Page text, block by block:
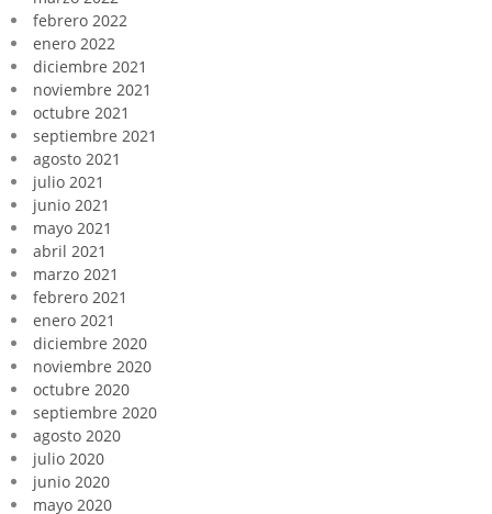
febrero 2022
enero 2022
diciembre 2021
noviembre 2021
octubre 2021
septiembre 2021
agosto 2021
julio 2021
junio 2021
mayo 2021
abril 2021
marzo 2021
febrero 2021
enero 2021
diciembre 2020
noviembre 2020
octubre 2020
septiembre 2020
agosto 2020
julio 2020
junio 2020
mayo 2020